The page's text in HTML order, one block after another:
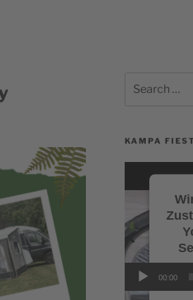
for:
KAMPA
00:00